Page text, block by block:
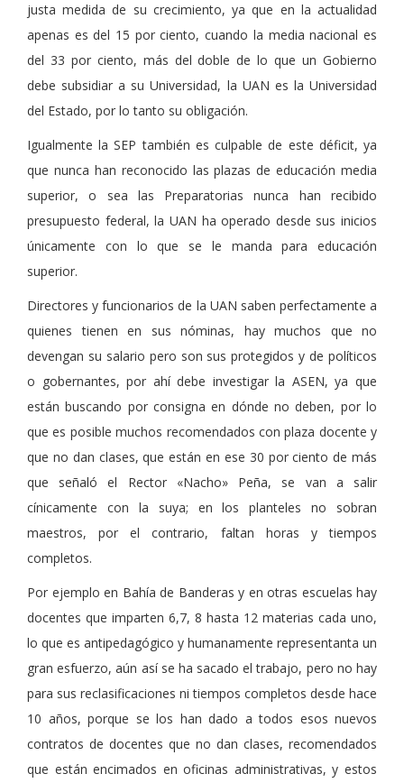
justa medida de su crecimiento, ya que en la actualidad
apenas es del 15 por ciento, cuando la media nacional es
del 33 por ciento, más del doble de lo que un Gobierno
debe subsidiar a su Universidad, la UAN es la Universidad
del Estado, por lo tanto su obligación.
Igualmente la SEP también es culpable de este déficit, ya
que nunca han reconocido las plazas de educación media
superior, o sea las Preparatorias nunca han recibido
presupuesto federal, la UAN ha operado desde sus inicios
únicamente con lo que se le manda para educación
superior.
Directores y funcionarios de la UAN saben perfectamente a
quienes tienen en sus nóminas, hay muchos que no
devengan su salario pero son sus protegidos y de políticos
o gobernantes, por ahí debe investigar la ASEN, ya que
están buscando por consigna en dónde no deben, por lo
que es posible muchos recomendados con plaza docente y
que no dan clases, que están en ese 30 por ciento de más
que señaló el Rector «Nacho» Peña, se van a salir
cínicamente con la suya; en los planteles no sobran
maestros, por el contrario, faltan horas y tiempos
completos.
Por ejemplo en Bahía de Banderas y en otras escuelas hay
docentes que imparten 6,7, 8 hasta 12 materias cada uno,
lo que es antipedagógico y humanamente representanta un
gran esfuerzo, aún así se ha sacado el trabajo, pero no hay
para sus reclasificaciones ni tiempos completos desde hace
10 años, porque se los han dado a todos esos nuevos
contratos de docentes que no dan clases, recomendados
que están encimados en oficinas administrativas, y estos